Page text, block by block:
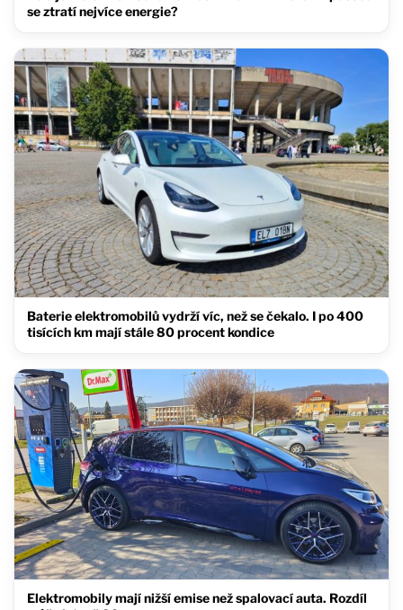
se ztratí nejvíce energie?
Baterie elektromobilů vydrží víc, než se čekalo. I po 400
tisících km mají stále 80 procent kondice
Elektromobily mají nižší emise než spalovací auta. Rozdíl